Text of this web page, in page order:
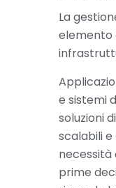
La
elemento
e sistemi
soluzioni
scalabili
necessità
prime